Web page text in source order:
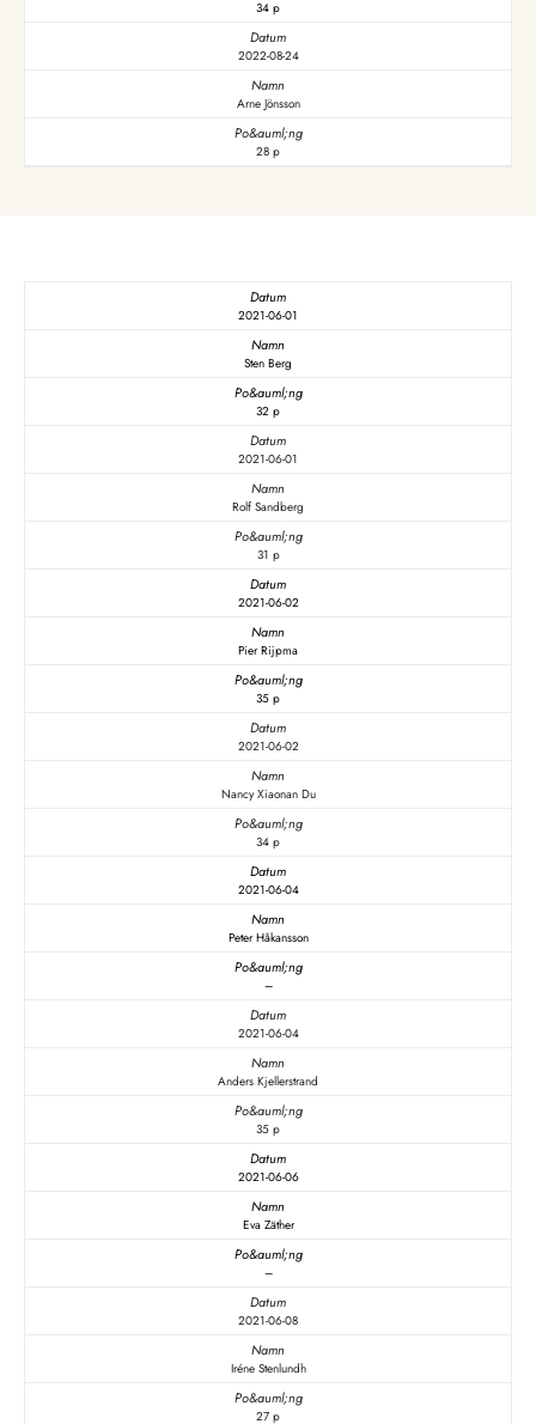
34 p
2022-08-24
Arne Jönsson
28 p
2021-06-01
Sten Berg
32 p
2021-06-01
Rolf Sandberg
31 p
2021-06-02
Pier Rijpma
35 p
2021-06-02
Nancy Xiaonan Du
34 p
2021-06-04
Peter Håkansson
–
2021-06-04
Anders Kjellerstrand
35 p
2021-06-06
Eva Zäther
–
2021-06-08
Iréne Stenlundh
27 p